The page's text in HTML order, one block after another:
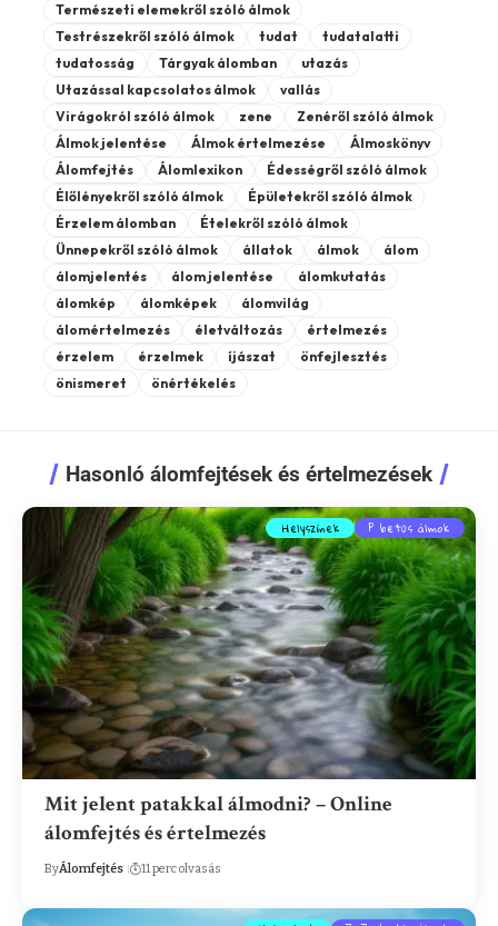
Természeti elemekről szóló álmok
Testrészekről szóló álmok
tudat
tudatalatti
tudatosság
Tárgyak álomban
utazás
Utazással kapcsolatos álmok
vallás
Virágokról szóló álmok
zene
Zenéről szóló álmok
Álmok jelentése
Álmok értelmezése
Álmoskönyv
Álomfejtés
Álomlexikon
Édességről szóló álmok
Élőlényekről szóló álmok
Épületekről szóló álmok
Érzelem álomban
Ételekről szóló álmok
Ünnepekről szóló álmok
állatok álmok
álom
álomjelentés
álom jelentése
álomkutatás
álomkép
álomképek
álomvilág
álomértelmezés
életváltozás
értelmezés
érzelem
érzelmek íjászat
önfejlesztés
önismeret
önértékelés
Hasonló álomfejtések és értelmezések
Helyszínek P betűs álmok
Mit jelent patakkal álmodni? – Online
álomfejtés és értelmezés
ByÁlomfejtés 11 perc olvasás